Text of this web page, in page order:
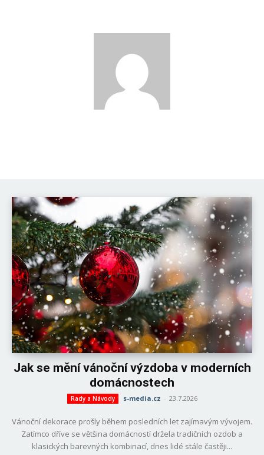
Jak se mění vánoční výzdoba v moderních
domácnostech
Rady a Návody s-media.cz - 23.7.2026
Vánoční dekorace prošly během posledních let zajímavým vývojem.
Zatímco dříve se většina domácností držela tradičních ozdob a
klasických barevných kombinací, dnes lidé stále častěji...